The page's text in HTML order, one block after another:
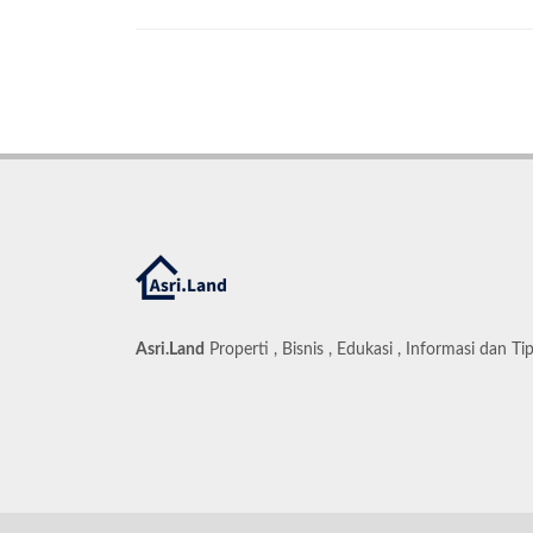
Asri.Land Properti , Bisnis , Edukasi , Informasi dan